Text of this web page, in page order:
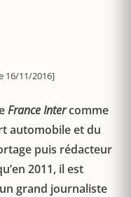
16/11/2016]
France Intercomme
automobile et du
puis rédacteur
2011, il est
grand journaliste